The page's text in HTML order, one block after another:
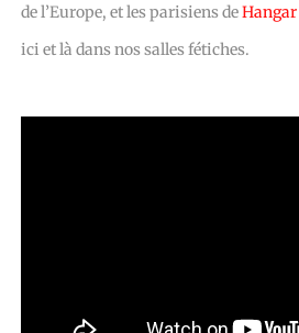
de l’Europe, et les parisiens deHangar
ici et là dans nos salles fétiches.